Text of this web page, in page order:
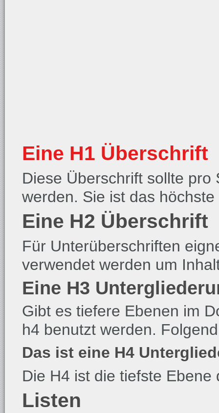
Eine H1 Überschrift
Diese Überschrift sollte
werden. Sie ist das
Eine H2 Überschrift
Für Unterüberschriften
verwendet werden um
Eine H3
Gibt es tiefere Ebenen im
h4 benutzt werden.
Das ist eine H4
Die H4 ist die tiefste
Listen